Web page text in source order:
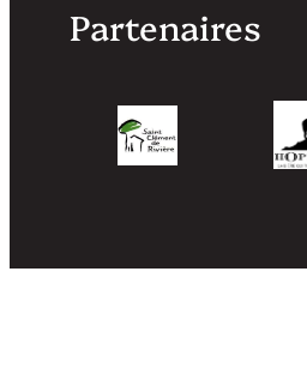
Partenaires